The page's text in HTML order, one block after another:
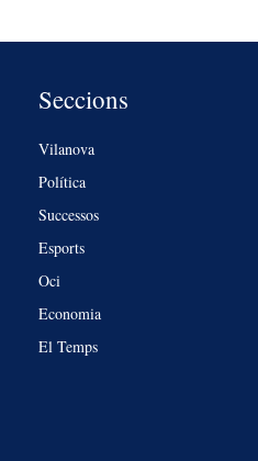
Seccions
Vilanova
Política
Successos
Esports
Oci
Economia
El Temps